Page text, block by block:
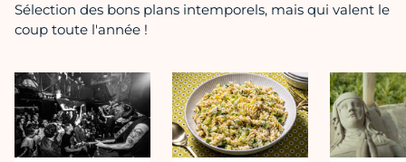
Sélection des bons plans intemporels, mais qui valent le
coup toute l'année !